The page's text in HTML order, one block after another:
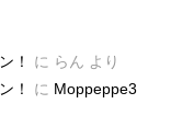
！ に らん より
！
に Moppeppe3